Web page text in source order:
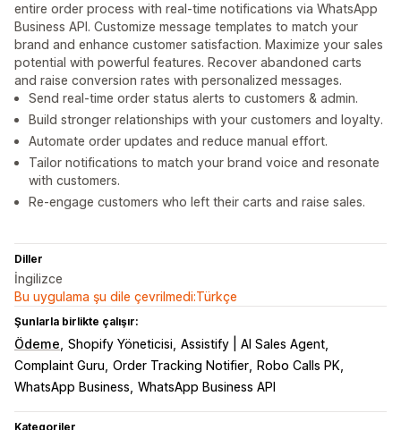
entire order process with real-time notifications via WhatsApp
Business API. Customize message templates to match your
brand and enhance customer satisfaction. Maximize your sales
potential with powerful features. Recover abandoned carts
and raise conversion rates with personalized messages.
Send real-time order status alerts to customers & admin.
Build stronger relationships with your customers and loyalty.
Automate order updates and reduce manual effort.
Tailor notifications to match your brand voice and resonate
with customers.
Re-engage customers who left their carts and raise sales.
Diller
İngilizce
Bu uygulama şu dile çevrilmedi:Türkçe
Şunlarla birlikte çalışır:
Ödeme Shopify Yöneticisi Assistify | AI Sales Agent
Complaint Guru Order Tracking Notifier
Robo Calls PK
WhatsApp Business WhatsApp Business API
Kategoriler